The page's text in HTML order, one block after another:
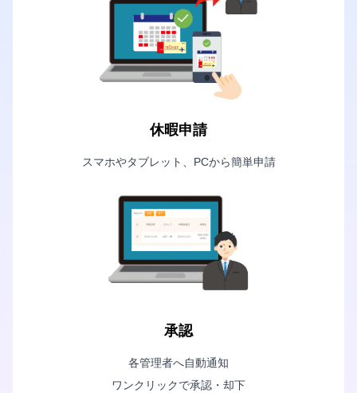
休暇申請
スマホやタブレット、PCから簡単申請
承認
各管理者へ自動通知
ワンクリックで承認・却下